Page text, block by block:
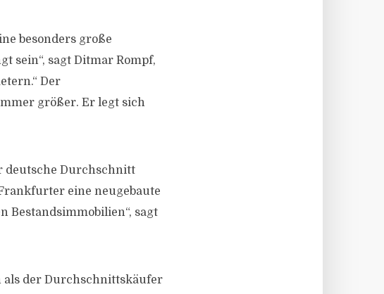
besonders große
sein“, sagt Ditmar Rompf,
Der
größer. Er legt sich
deutsche Durchschnitt
eine neugebaute
Bestandsimmobilien“, sagt
als der Durchschnittskäufer